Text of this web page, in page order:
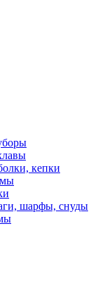
кепки
шарфы, снуды